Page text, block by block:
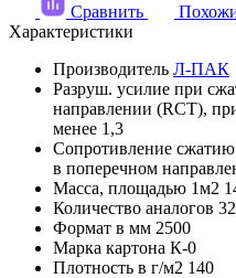
Сравнить
Характеристики
Производитель Л-ПАК
Разруш. усилие при
направлении (RCT),
менее 1,3
Сопротивление сжатию
в поперечном
Масса, площадью 1м2
Количество аналогов 32
Формат в мм 2500
Марка картона К-0
Плотность в г/м2 140